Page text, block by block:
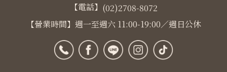
【電話】 (02)2708-8072
【營業時間】週一至週六 11:00-19:00／週日公休